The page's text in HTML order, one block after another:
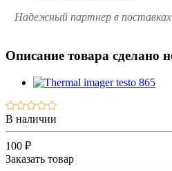
Надежный партнер в поставках
Описание товара сделано
В наличии
100 ₽
Заказать товар